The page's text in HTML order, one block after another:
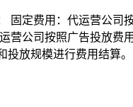
固定费用：代运营公
营公司按照广告投放费
投放规模进行费用结算